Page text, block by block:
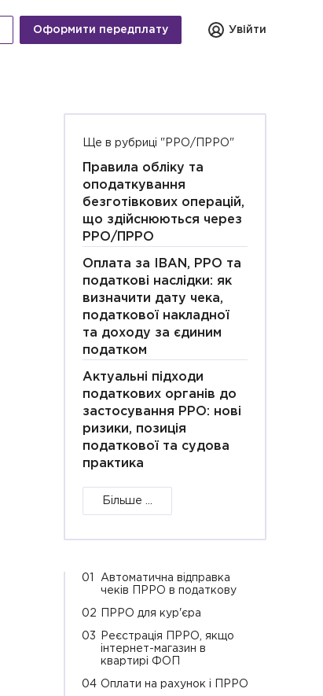
Оформити передплату Увійти
Ще в рубриці "РРО/ПРРО"
Правила обліку та
оподаткування
безготівкових операцій,
що здійснюються через
РРО/ПРРО
Оплата за IBAN, РРО та
податкові наслідки: як
визначити дату чека,
податкової накладної
та доходу за єдиним
податком
Актуальні підходи
податкових органів до
застосування РРО: нові
ризики, позиція
податкової та судова
практика
Більше ...
01
Автоматична відправка
чеків ПРРО в податкову
02 ПРРО для кур'єра
03
Реєстрація ПРРО, якщо
інтернет-магазин в
квартирі ФОП
04 Оплати на рахунок і ПРРО